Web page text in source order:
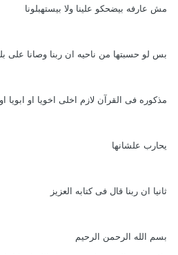
مش عارفه بيضحكو علينا ولا بيستهبلونا
بس لو حسبتها من ناحيه ان ربنا وصانا على
مذكوره فى القرآن لازم اخلى اخويا او ابويا
يحارب علشانها
ثانيا ان ربنا قال فى كتابه العزيز
بسم الله الرحمن الرحيم